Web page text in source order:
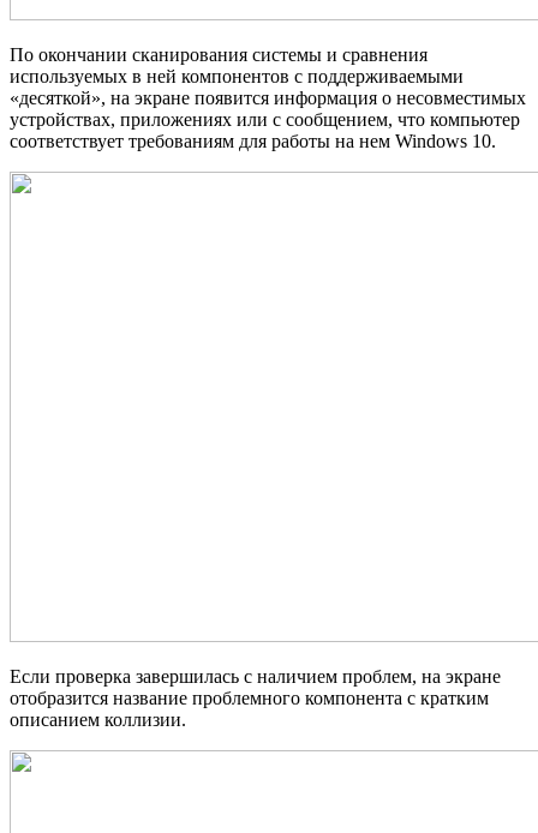
По окончании сканирования системы и сравнения
используемых в ней компонентов с поддерживаемыми
«десяткой», на экране появится информация о несовместимых
устройствах, приложениях или с сообщением, что компьютер
соответствует требованиям для работы на нем Windows 10.
Если проверка завершилась с наличием проблем, на экране
отобразится название проблемного компонента с кратким
описанием коллизии.